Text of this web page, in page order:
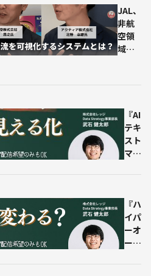
ス
タ
ー
管
効率
化
る！
始め
方か
ら拡
JAL、
非航
空領
域の
ナマ
ーケ
ット
をタ
雑状
況を
可視
化
『AI
テキ
スト
マイ
的や
活用
事例
を解
『ハ
イパ
ーオ
ート